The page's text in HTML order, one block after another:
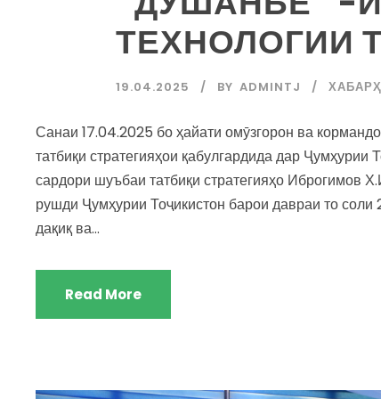
ТЕХНОЛОГИИ
19.04.2025 BY ADMINTJ
Санаи 17.04.2025 бо ҳайати омӯзгорон ва
татбиқи стратегияҳои қабулгардида дар Ҷумҳурии
сардори шуъбаи татбиқи стратегияҳо Иброгимов
рушди Ҷумҳурии Тоҷикистон барои давраи то
дақиқ ва...
Read More